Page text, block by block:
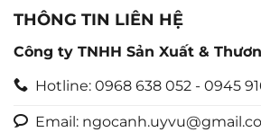
THÔNG TIN LIÊN HỆ
Công ty TNHH Sản Xuất &
Hotline: 0968 638 052 - 0945
Email: